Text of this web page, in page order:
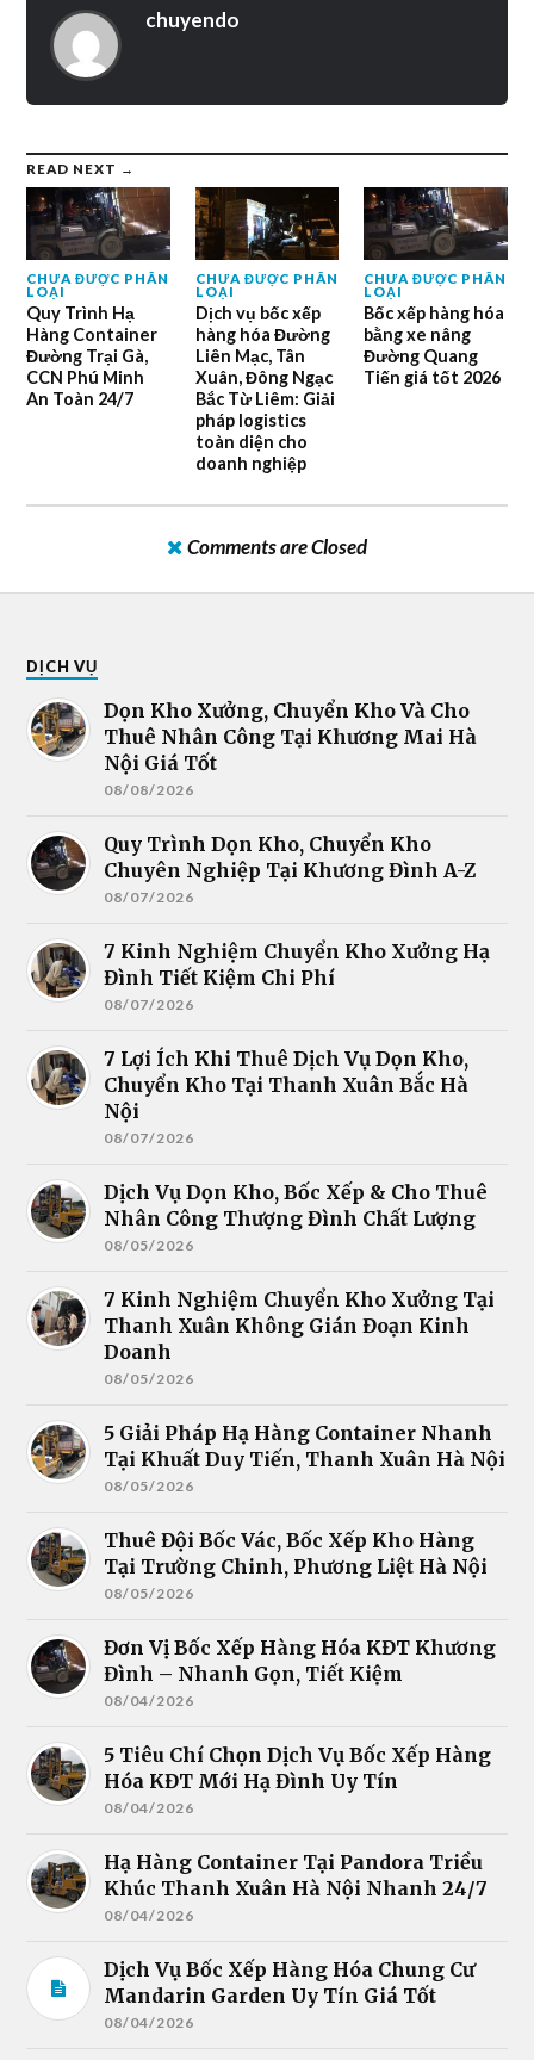
chuyendo
READ NEXT →
CHƯA ĐƯỢC PHÂN
LOẠI
Quy Trình Hạ
Hàng Container
Đường Trại Gà,
CCN Phú Minh
An Toàn 24/7
CHƯA ĐƯỢC PHÂN
LOẠI
Dịch vụ bốc xếp
hàng hóa Đường
Liên Mạc, Tân
Xuân, Đông Ngạc
Bắc Từ Liêm: Giải
pháp logistics
toàn diện cho
doanh nghiệp
CHƯA ĐƯỢC PHÂN
LOẠI
Bốc xếp hàng hóa
bằng xe nâng
Đường Quang
Tiến giá tốt 2026
Comments are Closed
DỊCH VỤ
Dọn Kho Xưởng, Chuyển Kho Và Cho
Thuê Nhân Công Tại Khương Mai Hà
Nội Giá Tốt
08/08/2026
Quy Trình Dọn Kho, Chuyển Kho
Chuyên Nghiệp Tại Khương Đình A-Z
08/07/2026
7 Kinh Nghiệm Chuyển Kho Xưởng Hạ
Đình Tiết Kiệm Chi Phí
08/07/2026
7 Lợi Ích Khi Thuê Dịch Vụ Dọn Kho,
Chuyển Kho Tại Thanh Xuân Bắc Hà
Nội
08/07/2026
Dịch Vụ Dọn Kho, Bốc Xếp & Cho Thuê
Nhân Công Thượng Đình Chất Lượng
08/05/2026
7 Kinh Nghiệm Chuyển Kho Xưởng Tại
Thanh Xuân Không Gián Đoạn Kinh
Doanh
08/05/2026
5 Giải Pháp Hạ Hàng Container Nhanh
Tại Khuất Duy Tiến, Thanh Xuân Hà Nội
08/05/2026
Thuê Đội Bốc Vác, Bốc Xếp Kho Hàng
Tại Trường Chinh, Phương Liệt Hà Nội
08/05/2026
Đơn Vị Bốc Xếp Hàng Hóa KĐT Khương
Đình – Nhanh Gọn, Tiết Kiệm
08/04/2026
5 Tiêu Chí Chọn Dịch Vụ Bốc Xếp Hàng
Hóa KĐT Mới Hạ Đình Uy Tín
08/04/2026
Hạ Hàng Container Tại Pandora Triều
Khúc Thanh Xuân Hà Nội Nhanh 24/7
08/04/2026
Dịch Vụ Bốc Xếp Hàng Hóa Chung Cư
Mandarin Garden Uy Tín Giá Tốt
08/04/2026